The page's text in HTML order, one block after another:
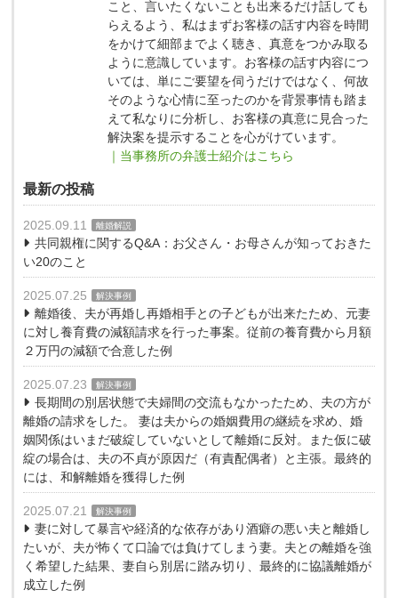
こと、言いたくないことも出来るだけ話しても
らえるよう、私はまずお客様の話す内容を時間
をかけて細部までよく聴き、真意をつかみ取る
ように意識しています。お客様の話す内容につ
いては、単にご要望を伺うだけではなく、何故
そのような心情に至ったのかを背景事情も踏ま
えて私なりに分析し、お客様の真意に見合った
解決案を提示することを心がけています。
｜当事務所の弁護士紹介はこちら
最新の投稿
2025.09.11 離婚解説
共同親権に関するQ&A：お父さん・お母さんが知っておきた
い20のこと
2025.07.25 解決事例
離婚後、夫が再婚し再婚相手との子どもが出来たため、元妻
に対し養育費の減額請求を行った事案。従前の養育費から月額
２万円の減額で合意した例
2025.07.23 解決事例
長期間の別居状態で夫婦間の交流もなかったため、夫の方が
離婚の請求をした。 妻は夫からの婚姻費用の継続を求め、婚
姻関係はいまだ破綻していないとして離婚に反対。また仮に破
綻の場合は、夫の不貞が原因だ（有責配偶者）と主張。最終的
には、和解離婚を獲得した例
2025.07.21 解決事例
妻に対して暴言や経済的な依存があり酒癖の悪い夫と離婚し
たいが、夫が怖くて口論では負けてしまう妻。夫との離婚を強
く希望した結果、妻自ら別居に踏み切り、最終的に協議離婚が
成立した例